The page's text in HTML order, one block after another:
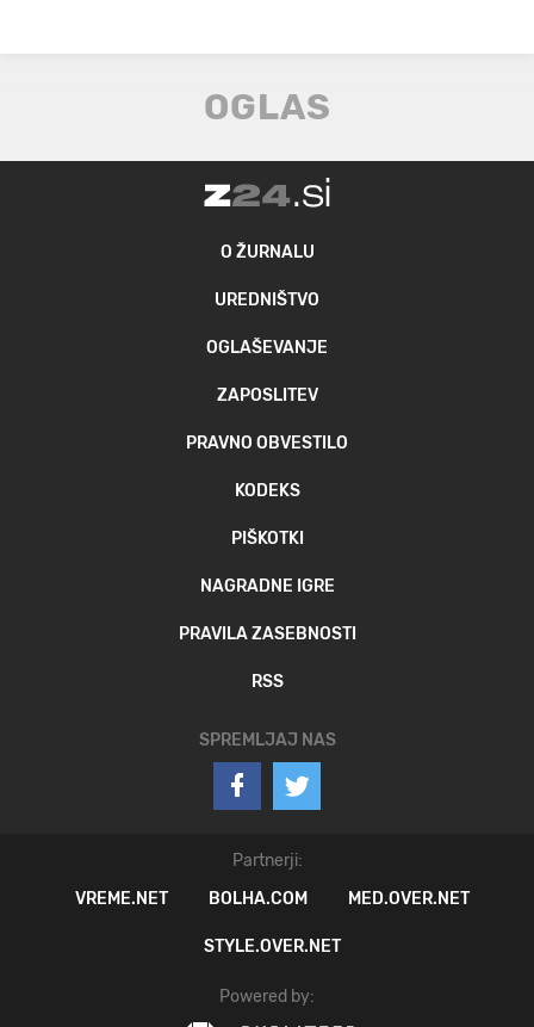
O ŽURNALU
UREDNIŠTVO
OGLAŠEVANJE
ZAPOSLITEV
PRAVNO OBVESTILO
KODEKS
PIŠKOTKI
NAGRADNE IGRE
PRAVILA ZASEBNOSTI
RSS
SPREMLJAJ NAS
Partnerji:
VREME.NET
BOLHA.COM MED.OVER.NET
STYLE.OVER.NET
Powered by: